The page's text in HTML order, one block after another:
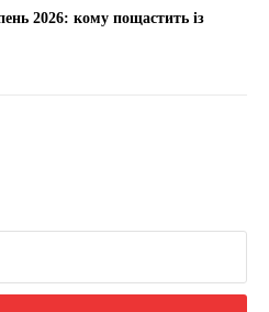
2026: кому пощастить із